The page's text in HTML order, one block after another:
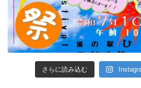
さらに読み込む